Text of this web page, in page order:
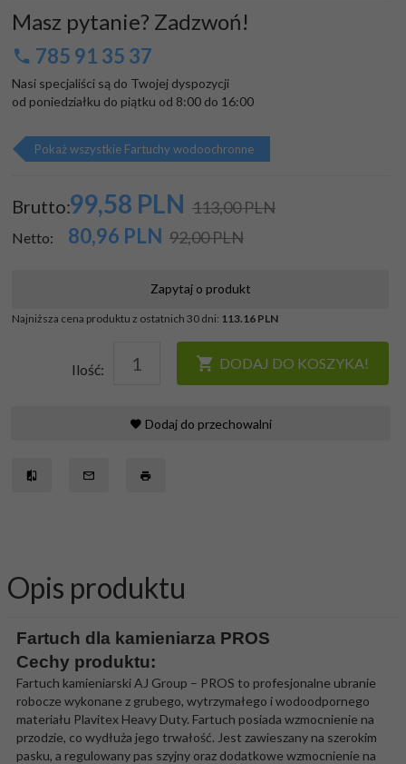
Masz pytanie? Zadzwoń!
785 91 35 37
Nasi specjaliści są do Twojej dyspozycji
od poniedziałku do piątku od 8:00 do 16:00
Pokaż wszystkie Fartuchy wodoochronne
Brutto:99,58 PLN 113,00 PLN
Netto: 80,96 PLN 92,00 PLN
Zapytaj o produkt
Najniższa cena produktu z ostatnich 30 dni: 113.16 PLN
Ilość: DODAJ DO KOSZYKA!
Dodaj do przechowalni
Opis produktu
Fartuch dla kamieniarza PROS
Cechy produktu:
Fartuch kamieniarski AJ Group – PROS to profesjonalne ubranie
robocze wykonane z grubego, wytrzymałego i wodoodpornego
materiału Plavitex Heavy Duty. Fartuch posiada wzmocnienie na
przodzie, co wydłuża jego trwałość. Jest zawieszany na szerokim
pasku, a regulowany pas szyjny oraz dodatkowe wzmocnienie na